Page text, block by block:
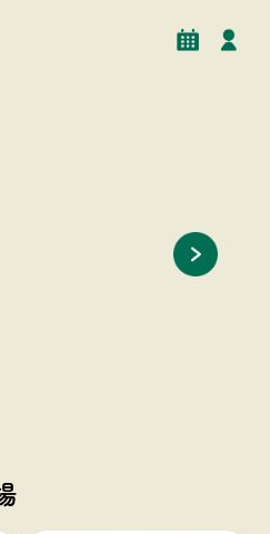
施設情報